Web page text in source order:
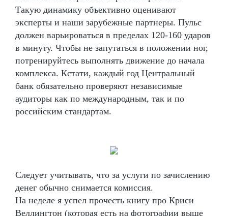
Такую динамику объективно оценивают
эксперты и наши зарубежные партнеры. Пульс
должен варьироваться в пределах 120-160 ударов
в минуту. Чтобы не запутаться в положении ног,
потренируйтесь выполнять движение до начала
комплекса. Кстати, каждый год Центральный
банк обязательно проверяют независимые
аудиторы как по международным, так и по
российским стандартам.
Следует учитывать, что за услуги по зачислению
денег обычно снимается комиссия.
На неделе я успел прочесть книгу про Криси
Веллингтон (которая есть на фотографии выше